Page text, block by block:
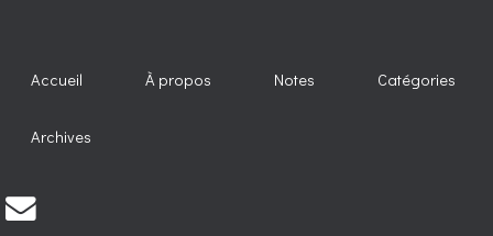
Accueil À propos Notes Catégories
Archives